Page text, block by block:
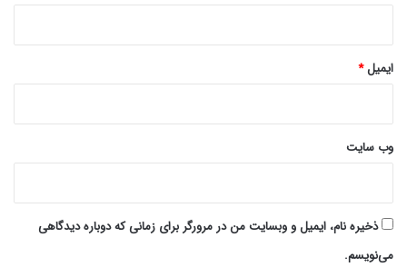
ایمیل*
وب‌ سایت
ذخیره نام، ایمیل و وبسایت من در مرورگر برای زمانی که دوباره دیدگاهی
می‌نویسم.